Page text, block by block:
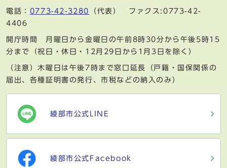
電話： 0773-42-3280
（代表） ファクス:0773-42-
4406
開庁時間 月曜日から金曜日の午前8時30分から午後5時15
分まで（祝日・休日・12月29日から1月3日を除く）
（注意）木曜日は午後7時まで窓口延長（戸籍・国保関係の
届出、各種証明書の発行、市税などの納入のみ）
綾部市公式LINE
綾部市公式Facebook